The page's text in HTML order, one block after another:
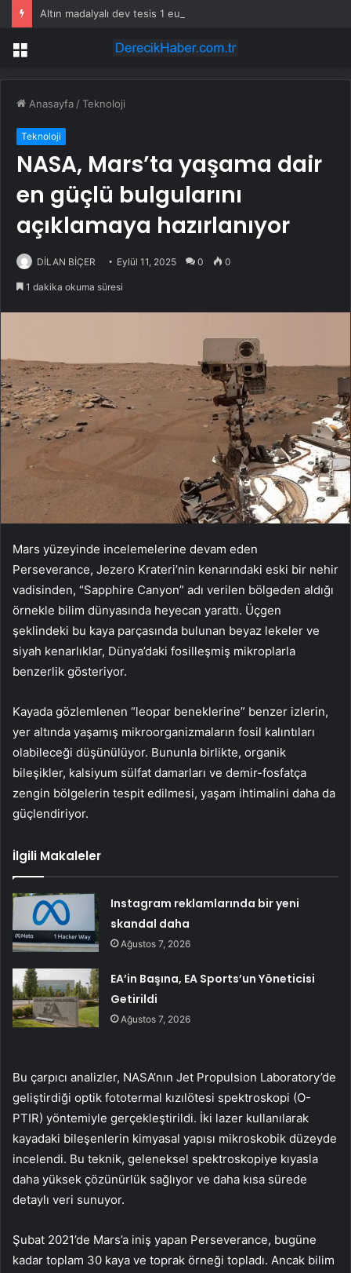
Menü
Anasayfa /Teknoloji
Teknoloji
NASA, Mars’ta yaşama dair
en güçlü bulgularını
açıklamaya hazırlanıyor
DİLAN BİÇER Eylül 11, 2025 0 0
1 dakika okuma süresi
Mars yüzeyinde incelemelerine devam eden
Perseverance, Jezero Krateri’nin kenarındaki eski bir nehir
vadisinden, “Sapphire Canyon” adı verilen bölgeden aldığı
örnekle bilim dünyasında heyecan yarattı. Üçgen
şeklindeki bu kaya parçasında bulunan beyaz lekeler ve
siyah kenarlıklar, Dünya’daki fosilleşmiş mikroplarla
benzerlik gösteriyor.
Kayada gözlemlenen “leopar beneklerine” benzer izlerin,
yer altında yaşamış mikroorganizmaların fosil kalıntıları
olabileceği düşünülüyor. Bununla birlikte, organik
bileşikler, kalsiyum sülfat damarları ve demir-fosfatça
zengin bölgelerin tespit edilmesi, yaşam ihtimalini daha da
güçlendiriyor.
İlgili Makaleler
Instagram reklamlarında bir yeni
skandal daha
Ağustos 7, 2026
EA’in Başına, EA Sports’un Yöneticisi
Getirildi
Ağustos 7, 2026
Bu çarpıcı analizler, NASA’nın Jet Propulsion Laboratory’de
geliştirdiği optik fototermal kızılötesi spektroskopi (O-
PTIR) yöntemiyle gerçekleştirildi. İki lazer kullanılarak
kayadaki bileşenlerin kimyasal yapısı mikroskobik düzeyde
incelendi. Bu teknik, geleneksel spektroskopiye kıyasla
daha yüksek çözünürlük sağlıyor ve daha kısa sürede
detaylı veri sunuyor.
Şubat 2021’de Mars’a iniş yapan Perseverance, bugüne
kadar toplam 30 kaya ve toprak örneği topladı. Ancak bilim